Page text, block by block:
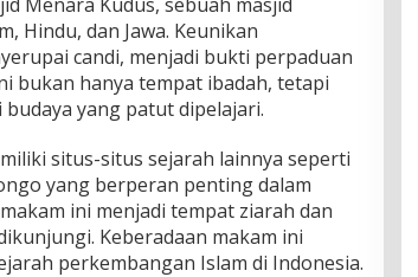
Hindu, dan Jawa. Keunikan
candi, menjadi bukti perpaduan
bukan hanya tempat ibadah, tetapi
yang patut dipelajari.
situs-situs sejarah lainnya seperti
yang berperan penting dalam
ini menjadi tempat ziarah dan
Keberadaan makam ini
perkembangan Islam di Indonesia.